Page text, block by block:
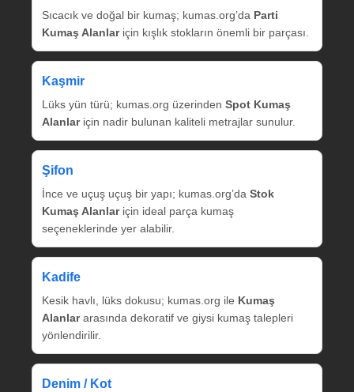
Sıcacık ve doğal bir kumaş; kumas.org’da Parti
Kumaş Alanlariçin kışlık stokların önemli bir parçası.
Kaşmir
Lüks yün türü; kumas.org üzerinden Spot Kumaş
Alanlariçin nadir bulunan kaliteli metrajlar sunulur.
Şifon
İnce ve uçuş uçuş bir yapı; kumas.org’da Stok
Kumaş Alanlariçin ideal parça kumaş
seçeneklerinde yer alabilir.
Kadife
Kesik havlı, lüks dokusu; kumas.org ile Kumaş
Alanlararasında dekoratif ve giysi kumaş talepleri
yönlendirilir.
Denim / Kot